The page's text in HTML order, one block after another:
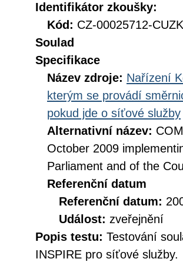
Identifikátor zkoušky:
Kód: CZ-00025712-
Soulad
Specifikace
Název zdroje: Nařízení
kterým se provádí
pokud jde o síťové služby
Alternativní název:
October 2009
Parliament and of the
Referenční datum
Referenční datum:
Událost: zveřejnění
Popis testu: Testování
INSPIRE pro síťové služby.